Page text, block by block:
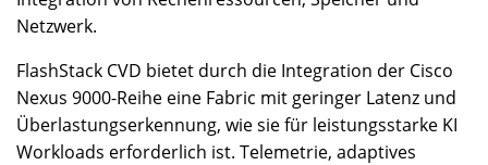
Netzwerk.
FlashStack CVD bietet durch die Integration der Cisco
Nexus 9000-Reihe eine Fabric mit geringer Latenz und
Überlastungserkennung, wie sie für leistungsstarke KI
Workloads erforderlich ist. Telemetrie, adaptives